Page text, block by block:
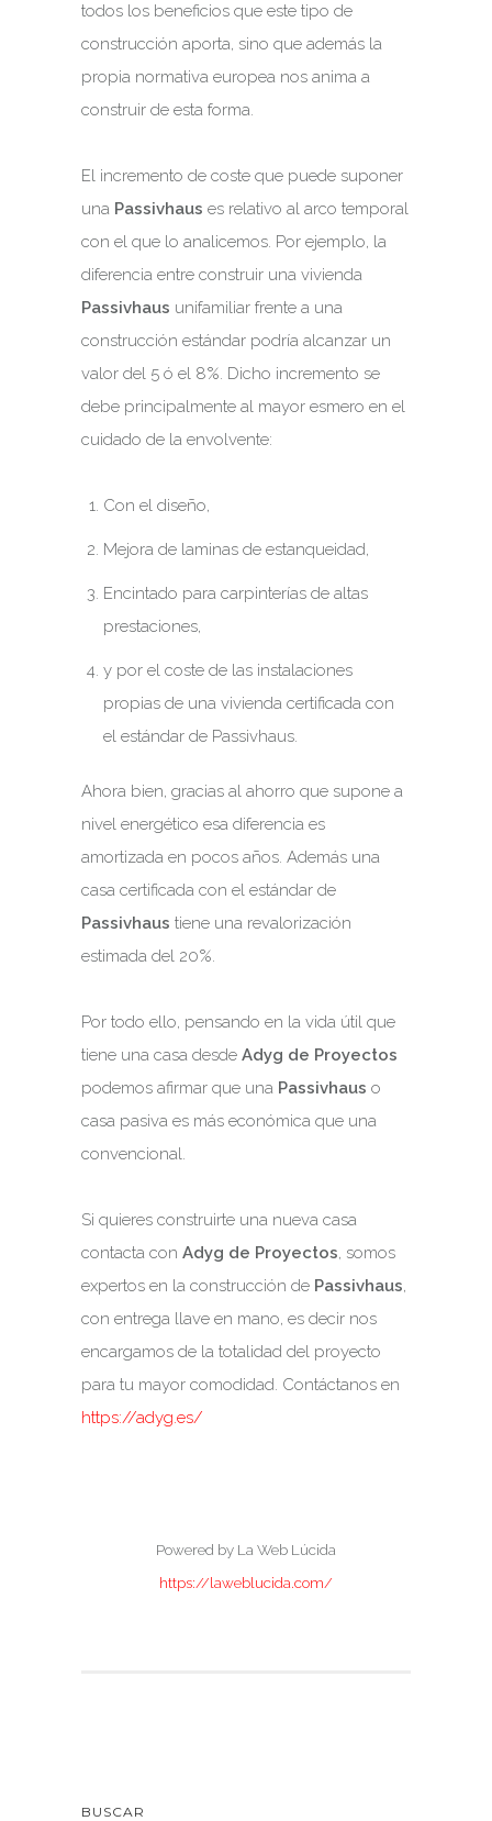
todos los beneficios que este tipo de
construcción aporta, sino que además la
propia normativa europea nos anima a
construir de esta forma.
El incremento de coste que puede suponer
una Passivhaus es relativo al arco temporal
con el que lo analicemos. Por ejemplo, la
diferencia entre construir una vivienda
Passivhaus unifamiliar frente a una
construcción estándar podría alcanzar un
valor del 5 ó el 8%. Dicho incremento se
debe principalmente al mayor esmero en el
cuidado de la envolvente:
Con el diseño,
Mejora de laminas de estanqueidad,
Encintado para carpinterías de altas
prestaciones,
y por el coste de las instalaciones
propias de una vivienda certificada con
el estándar de Passivhaus.
Ahora bien, gracias al ahorro que supone a
nivel energético esa diferencia es
amortizada en pocos años. Además una
casa certificada con el estándar de
Passivhaus tiene una revalorización
estimada del 20%.
Por todo ello, pensando en la vida útil que
tiene una casa desde Adyg de Proyectos
podemos afirmar que una Passivhaus o
casa pasiva es más económica que una
convencional.
Si quieres construirte una nueva casa
contacta con Adyg de Proyectos, somos
expertos en la construcción de Passivhaus,
con entrega llave en mano, es decir nos
encargamos de la totalidad del proyecto
para tu mayor comodidad. Contáctanos en
https://adyg.es/
Powered by La Web Lúcida
https://laweblucida.com/
BUSCAR